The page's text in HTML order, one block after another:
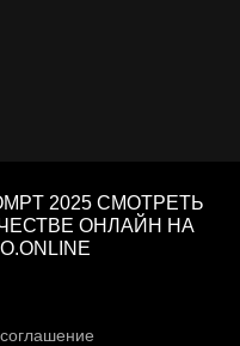
2025 СМОТРЕТЬ
ОНЛАЙН НА